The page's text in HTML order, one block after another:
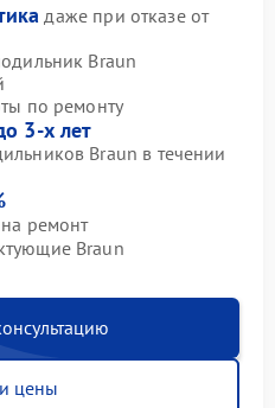
даже при отказе от
Braun
по ремонту
3-х лет
Braun в течении
ремонт
Braun
цены